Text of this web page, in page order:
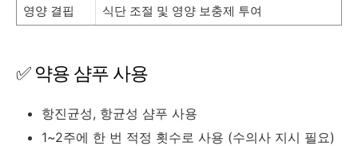
영양 결핍
식단 조절 및 영양 보충제 투여
✅ 약용 샴푸 사용
항진균성, 항균성 샴푸 사용
1~2주에 한 번 적정 횟수로 사용 (수의사 지시 필요)